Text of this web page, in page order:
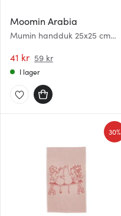
Moomin Arabia
Mumin handduk 25x25 cm
41 kr 59 kr
I lager
30%